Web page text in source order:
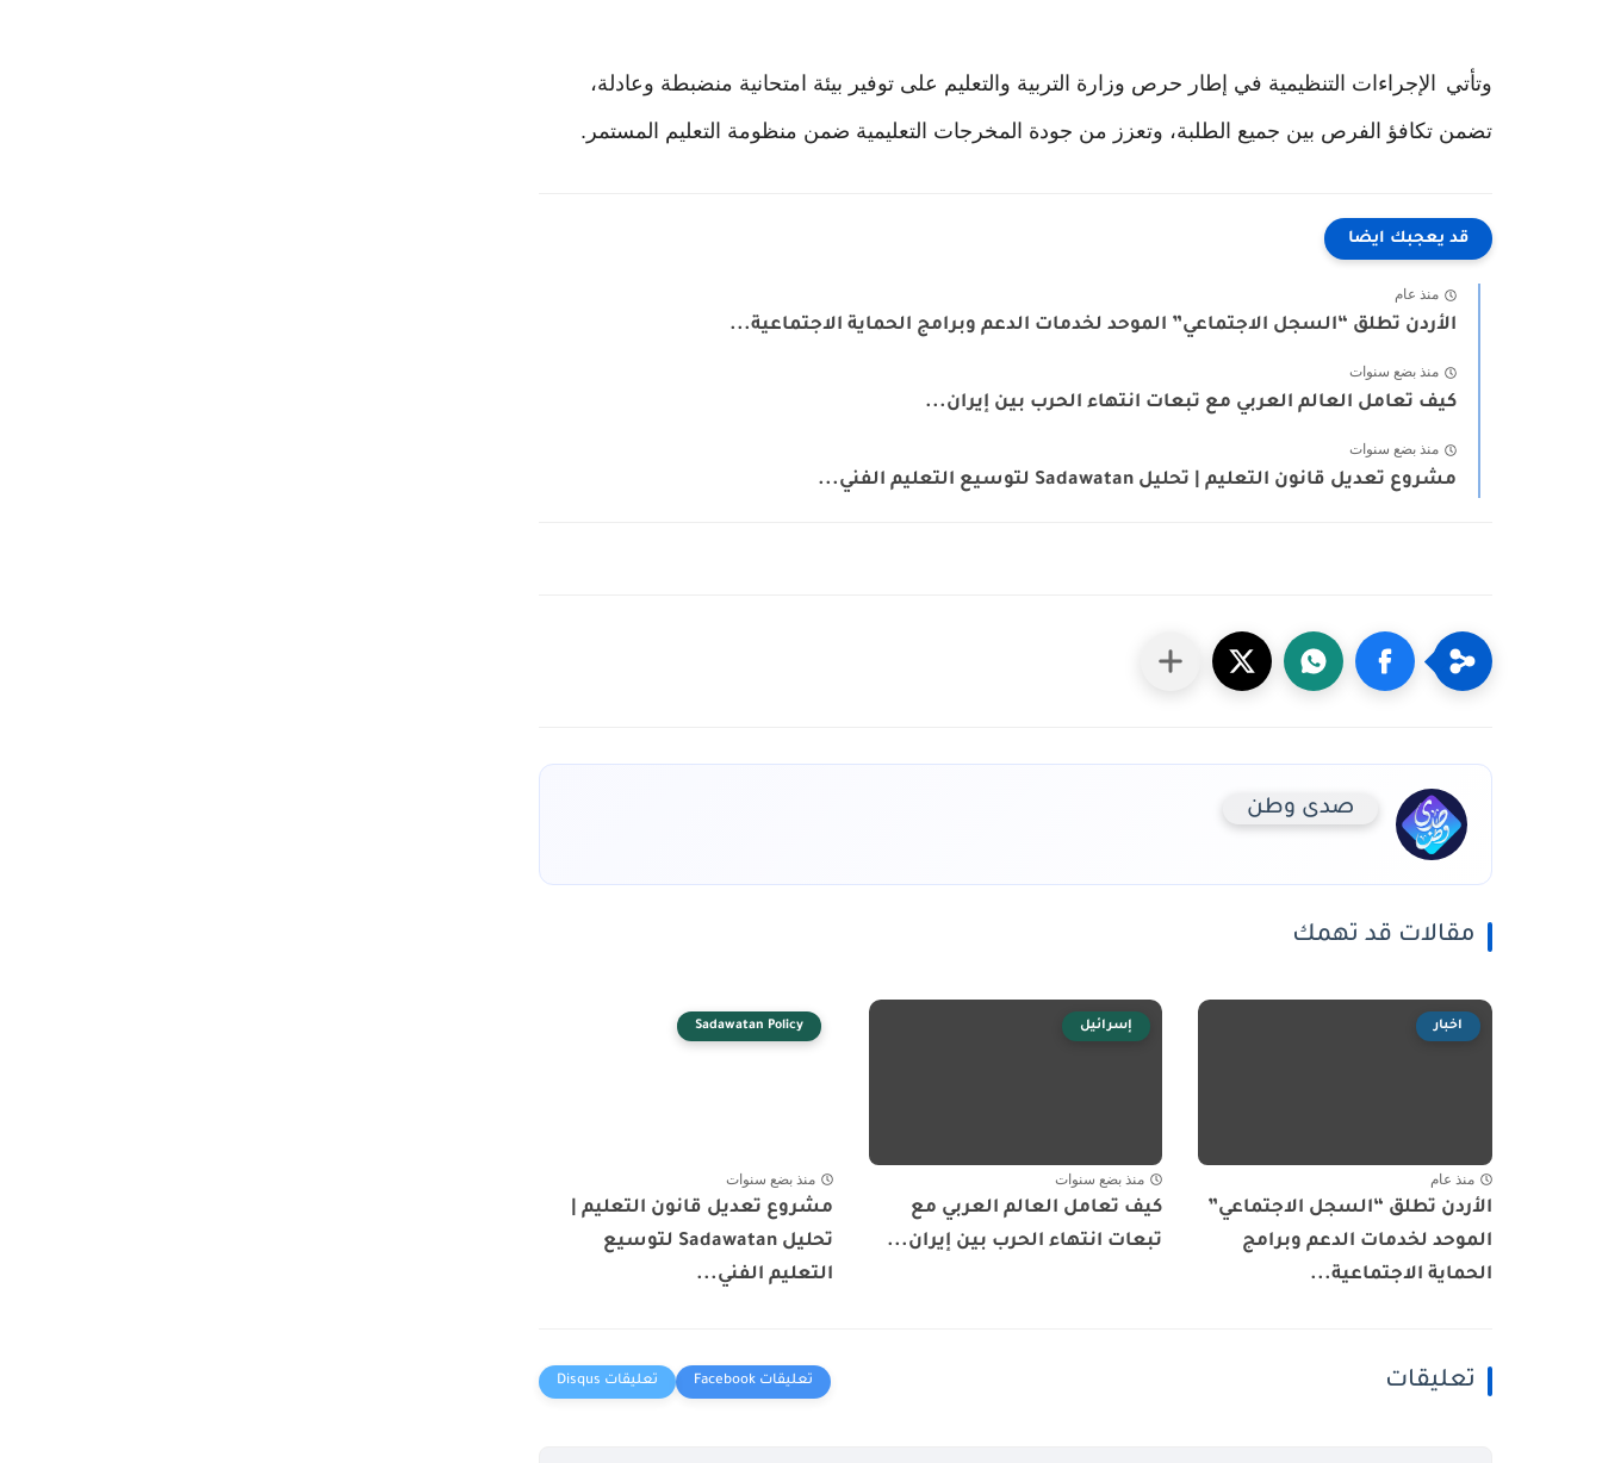
وتأتي
الإجراءات التنظيمية في إطار حرص وزارة التربية والتعليم على توفير بيئة امتحانية منضبطة وعادلة،
تضمن تكافؤ الفرص بين جميع الطلبة، وتعزز من جودة المخرجات التعليمية ضمن منظومة التعليم المستمر.
قد يعجبك ايضا
منذ عام
الأردن تطلق “السجل الاجتماعي” الموحد لخدمات الدعم وبرامج الحماية الاجتماعية...
منذ بضع سنوات
كيف تعامل العالم العربي مع تبعات انتهاء الحرب بين إيران...
منذ بضع سنوات
مشروع تعديل قانون التعليم | تحليل Sadawatan لتوسيع التعليم الفني...
صدى وطن
مقالات قد تهمك
اخبار
منذ عام
الأردن تطلق “السجل الاجتماعي”
الموحد لخدمات الدعم وبرامج
الحماية الاجتماعية...
إسرائيل
منذ بضع سنوات
كيف تعامل العالم العربي مع
تبعات انتهاء الحرب بين إيران...
Sadawatan Policy
منذ بضع سنوات
مشروع تعديل قانون التعليم |
تحليل Sadawatan لتوسيع
التعليم الفني...
تعليقات